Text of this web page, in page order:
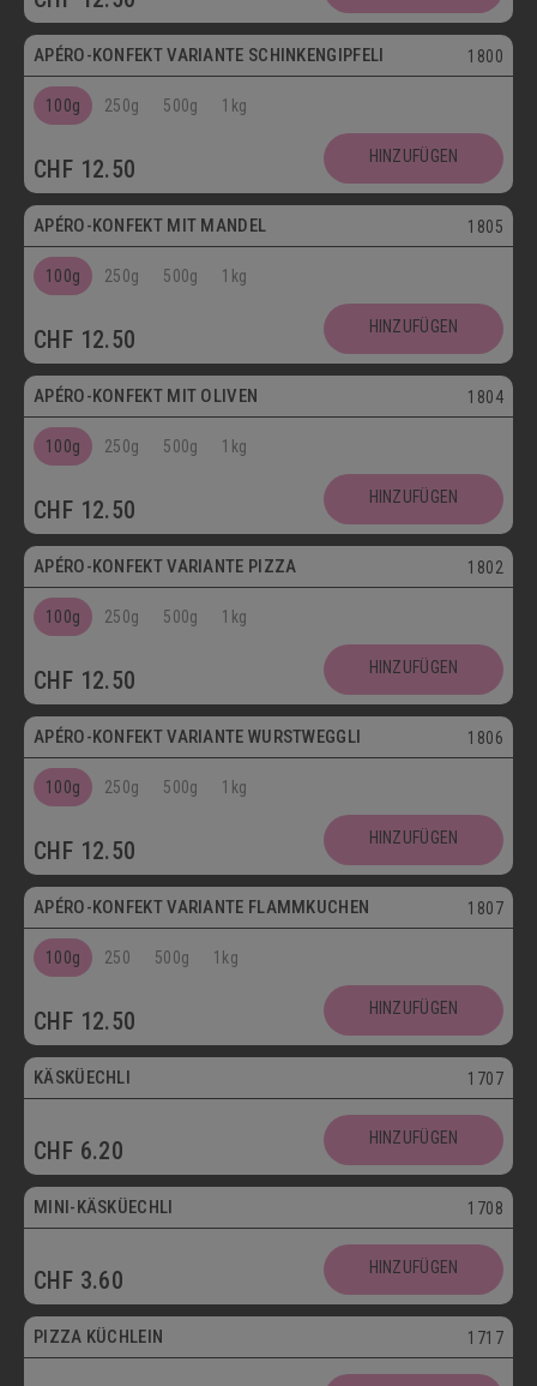
APÉRO-KONFEKT VARIANTE SCHINKENGIPFELI 1800
100g 250g 500g 1kg
CHF 12.50 HINZUFÜGEN
Vegetarisch
APÉRO-KONFEKT MIT MANDEL 1805
100g 250g 500g 1kg
CHF 12.50 HINZUFÜGEN
Vegetarisch
APÉRO-KONFEKT MIT OLIVEN 1804
100g 250g 500g 1kg
CHF 12.50 HINZUFÜGEN
APÉRO-KONFEKT VARIANTE PIZZA 1802
100g 250g 500g 1kg
CHF 12.50 HINZUFÜGEN
APÉRO-KONFEKT VARIANTE WURSTWEGGLI 1806
100g 250g 500g 1kg
CHF 12.50 HINZUFÜGEN
APÉRO-KONFEKT VARIANTE FLAMMKUCHEN 1807
100g 250 500g 1kg
CHF 12.50 HINZUFÜGEN
Vegetarisch
KÄSKÜECHLI 1707
CHF 6.20 HINZUFÜGEN
Vegetarisch
MINI-KÄSKÜECHLI 1708
CHF 3.60 HINZUFÜGEN
bis 30.09.
PIZZA KÜCHLEIN 1717